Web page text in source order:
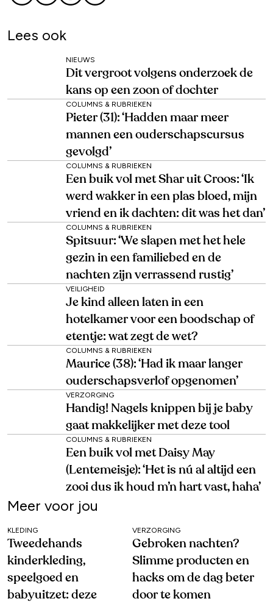
Lees ook
NIEUWS
Dit vergroot volgens onderzoek de
kans op een zoon of dochter
COLUMNS & RUBRIEKEN
Pieter (31): ‘Hadden maar meer
mannen een ouderschapscursus
gevolgd’
COLUMNS & RUBRIEKEN
Een buik vol met Shar uit Croos: ‘Ik
werd wakker in een plas bloed, mijn
vriend en ik dachten: dit was het dan’
COLUMNS & RUBRIEKEN
Spitsuur: ‘We slapen met het hele
gezin in een familiebed en de
nachten zijn verrassend rustig’
VEILIGHEID
Je kind alleen laten in een
hotelkamer voor een boodschap of
etentje: wat zegt de wet?
COLUMNS & RUBRIEKEN
Maurice (38): ‘Had ik maar langer
ouderschapsverlof opgenomen’
VERZORGING
Handig! Nagels knippen bij je baby
gaat makkelijker met deze tool
COLUMNS & RUBRIEKEN
Een buik vol met Daisy May
(Lentemeisje): ‘Het is nú al altijd een
zooi dus ik houd m’n hart vast, haha’
Meer voor jou
KLEDING
Tweedehands
kinderkleding,
speelgoed en
babyuitzet: deze
VERZORGING
Gebroken nachten?
Slimme producten en
hacks om de dag beter
door te komen